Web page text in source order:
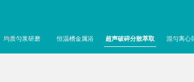
均质匀浆研磨 恒温槽金属浴 超声破碎分散萃取 混匀离心